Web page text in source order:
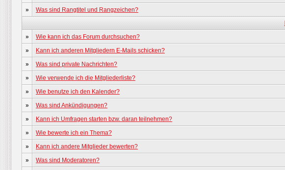
»
Was sind Rangtitel und Rangzeichen?
»
Wie kann ich das Forum durchsuchen?
»
Kann ich anderen Mitgliedern E-Mails schicken?
»
Was sind private Nachrichten?
»
Wie verwende ich die Mitgliederliste?
»
Wie benutze ich den Kalender?
»
Was sind Ankündigungen?
»
Kann ich Umfragen starten bzw. daran teilnehmen?
»
Wie bewerte ich ein Thema?
»
Kann ich andere Mitglieder bewerten?
»
Was sind Moderatoren?